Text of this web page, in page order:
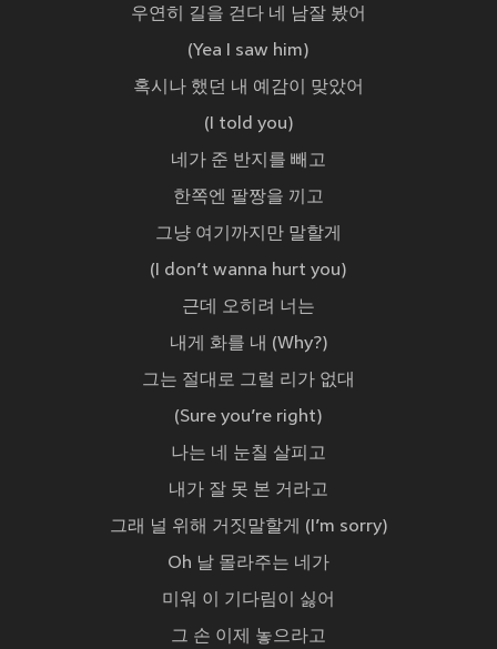
우연히 길을 걷다 네 남잘 봤어
(Yea I saw him)
혹시나 했던 내 예감이 맞았어
(I told you)
네가 준 반지를 빼고
한쪽엔 팔짱을 끼고
그냥 여기까지만 말할게
(I don’t wanna hurt you)
근데 오히려 너는
내게 화를 내 (Why?)
그는 절대로 그럴 리가 없대
(Sure you’re right)
나는 네 눈칠 살피고
내가 잘 못 본 거라고
그래 널 위해 거짓말할게 (I’m sorry)
Oh 날 몰라주는 네가
미워 이 기다림이 싫어
그 손 이제 놓으라고